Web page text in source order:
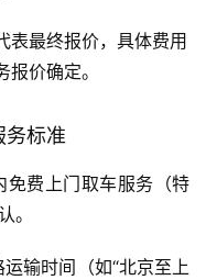
表最终报价，具体费用
价确定。
务标准
免费上门取车服务（特
。
输时间（如“北京至上